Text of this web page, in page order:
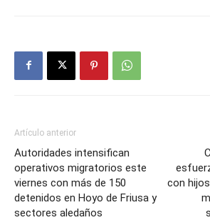
Artículo anterior
Autoridades intensifican
operativos migratorios este
viernes con más de 150
detenidos en Hoyo de Friusa y
sectores aledaños
con